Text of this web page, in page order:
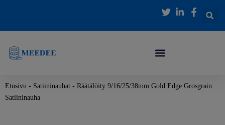
Etusivu - Satiininauhat - Räätälöity 9/16/25/38mm Gold Edge Grosgrain
Satiininauha